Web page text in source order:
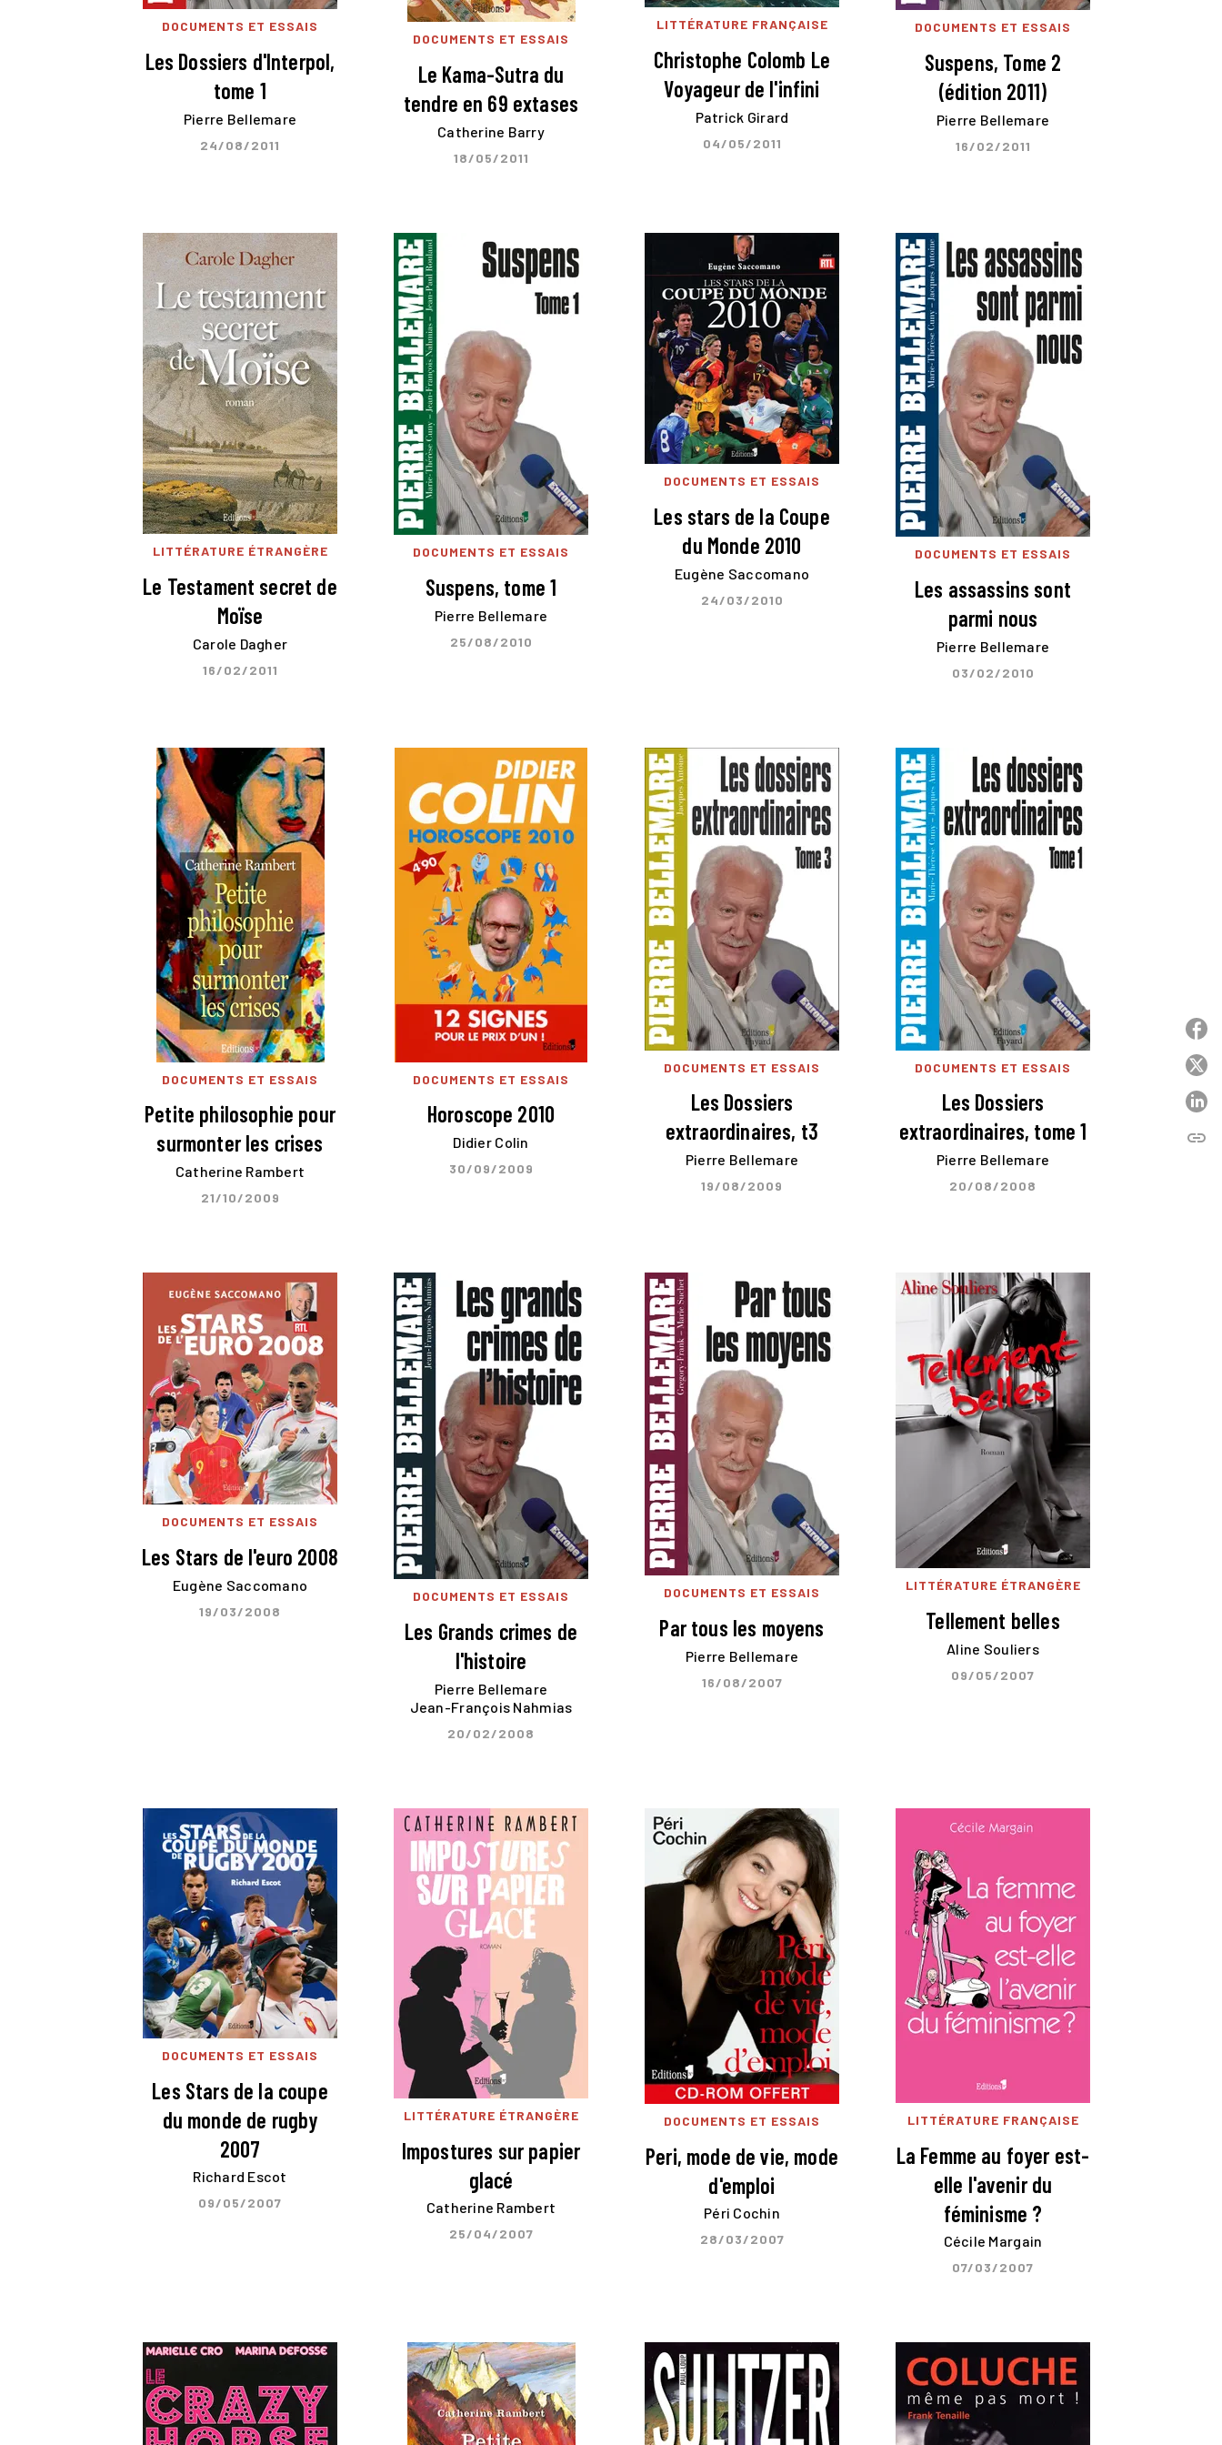
DOCUMENTS ET ESSAIS
Les Dossiers d'Interpol,
tome 1
Pierre Bellemare
24/08/2011
DOCUMENTS ET ESSAIS
Le Kama-Sutra du
tendre en 69 extases
Catherine Barry
18/05/2011
LITTÉRATURE FRANÇAISE
Christophe Colomb Le
Voyageur de l'infini
Patrick Girard
04/05/2011
DOCUMENTS ET ESSAIS
Suspens, Tome 2
(édition 2011)
Pierre Bellemare
16/02/2011
LITTÉRATURE ÉTRANGÈRE
Le Testament secret de
Moïse
Carole Dagher
16/02/2011
DOCUMENTS ET ESSAIS
Suspens, tome 1
Pierre Bellemare
25/08/2010
DOCUMENTS ET ESSAIS
Les stars de la Coupe
du Monde 2010
Eugène Saccomano
24/03/2010
DOCUMENTS ET ESSAIS
Les assassins sont
parmi nous
Pierre Bellemare
03/02/2010
DOCUMENTS ET ESSAIS
Petite philosophie pour
surmonter les crises
Catherine Rambert
21/10/2009
DOCUMENTS ET ESSAIS
Horoscope 2010
Didier Colin
30/09/2009
DOCUMENTS ET ESSAIS
Les Dossiers
extraordinaires, t3
Pierre Bellemare
19/08/2009
DOCUMENTS ET ESSAIS
Les Dossiers
extraordinaires, tome 1
Pierre Bellemare
20/08/2008
DOCUMENTS ET ESSAIS
Les Stars de l'euro 2008
Eugène Saccomano
19/03/2008
DOCUMENTS ET ESSAIS
Les Grands crimes de
l'histoire
Pierre Bellemare
Jean-François Nahmias
20/02/2008
DOCUMENTS ET ESSAIS
Par tous les moyens
Pierre Bellemare
16/08/2007
LITTÉRATURE ÉTRANGÈRE
Tellement belles
Aline Souliers
09/05/2007
DOCUMENTS ET ESSAIS
Les Stars de la coupe
du monde de rugby
2007
Richard Escot
09/05/2007
LITTÉRATURE ÉTRANGÈRE
Impostures sur papier
glacé
Catherine Rambert
25/04/2007
DOCUMENTS ET ESSAIS
Peri, mode de vie, mode
d'emploi
Péri Cochin
28/03/2007
LITTÉRATURE FRANÇAISE
La Femme au foyer est-
elle l'avenir du
féminisme ?
Cécile Margain
07/03/2007
link